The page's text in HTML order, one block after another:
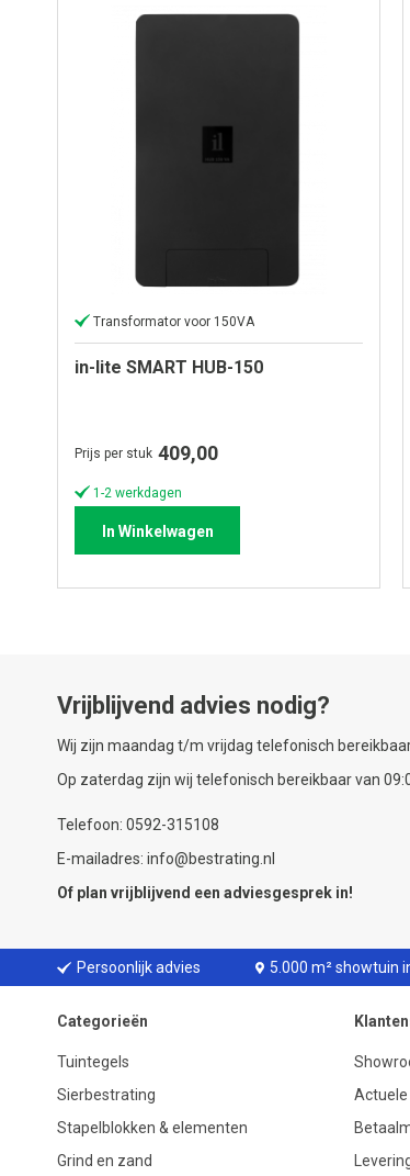
Transformator voor 150VA
in-lite SMART HUB-150
Prijs per stuk 409,00
1-2 werkdagen
In Winkelwagen
Vrijblijvend advies nodig?
Wij zijn maandag t/m vrijdag telefonisch
Op zaterdag zijn wij telefonisch bereikbaar van
Telefoon: 0592-315108
E-mailadres: info@bestrating.nl
Of plan vrijblijvend een adviesgesprek in!
Persoonlijk advies 5.000 m² showtuin
Categorieën
Tuintegels
Sierbestrating
Stapelblokken & elementen
Grind en zand
Actuele